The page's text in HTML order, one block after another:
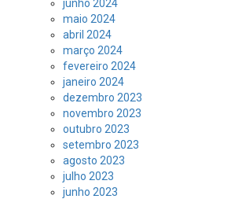
junho 2024
maio 2024
abril 2024
março 2024
fevereiro 2024
janeiro 2024
dezembro 2023
novembro 2023
outubro 2023
setembro 2023
agosto 2023
julho 2023
junho 2023